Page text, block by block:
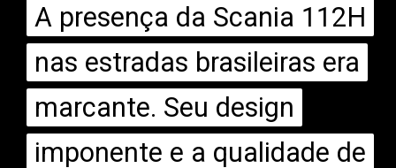
A presença da Scania 112H
nas estradas brasileiras era
marcante. Seu design
imponente e a qualidade de
A presença da Scania 112H
nas estradas brasileiras era
marcante. Seu design
imponente e a qualidade de